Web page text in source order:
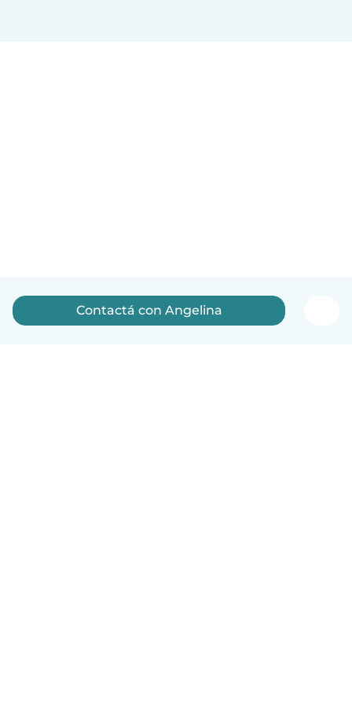
Contactá con Angelina